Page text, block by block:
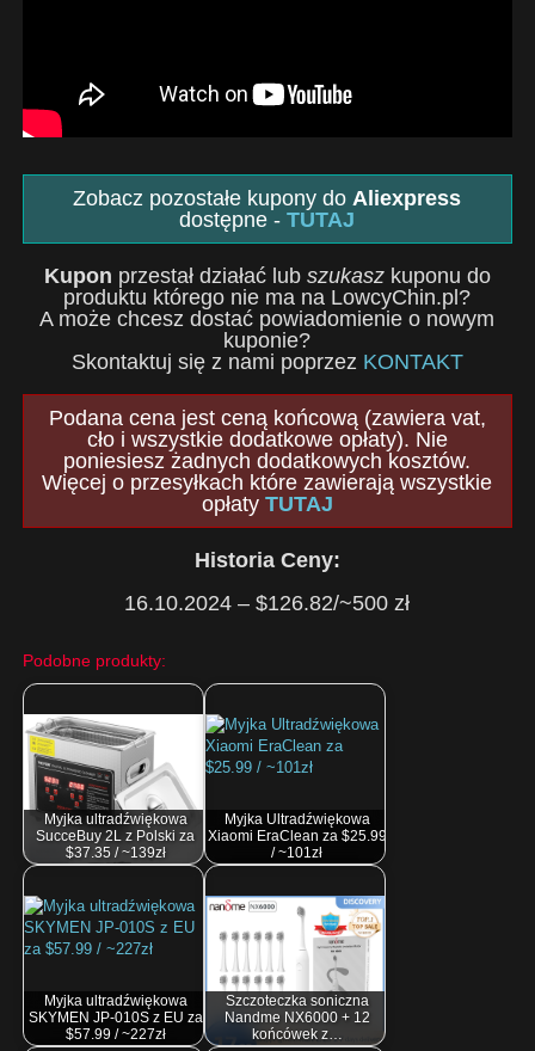
Zobacz pozostałe kupony doAliexpress
dostępne -TUTAJ
Kupon przestał działać lub szukaszkuponu do
produktu którego nie ma na LowcyChin.pl?
A może chcesz dostać powiadomienie o nowym
kuponie?
Skontaktuj się z nami poprzez KONTAKT
Podana cena jest ceną końcową (zawiera vat,
cło i wszystkie dodatkowe opłaty). Nie
poniesiesz żadnych dodatkowych kosztów.
Więcej o przesyłkach które zawierają wszystkie
opłaty TUTAJ
Historia Ceny:
16.10.2024 – $126.82/~500 zł
Podobne produkty:
Myjka ultradźwiękowa
SucceBuy 2L z Polski za
$37.35 / ~139zł
Myjka Ultradźwiękowa
Xiaomi EraClean za $25.99
/ ~101zł
Myjka ultradźwiękowa
SKYMEN JP-010S z EU za
$57.99 / ~227zł
Szczoteczka soniczna
Nandme NX6000 + 12
końcówek z…